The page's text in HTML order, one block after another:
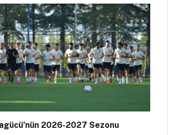
2026-2027 Sezonu